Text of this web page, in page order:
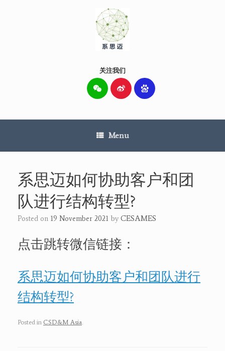
关注我们
Menu
系思迈如何协助客户和团
队进行结构转型?
Posted on 19 November 2021 by CESAMES
点击跳转微信链接：
系思迈如何协助客户和团队进行
结构转型?
Posted in CSD&M Asia